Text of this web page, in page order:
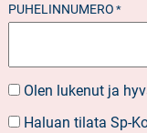
PUHELINNUMERO *
SUOSTUMUS*
Olen lukenut ja
UUTISKIRJEEN
Haluan tilata Sp-